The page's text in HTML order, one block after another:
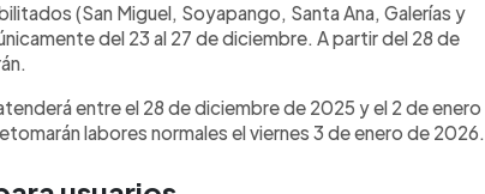
(San Miguel, Soyapango, Santa Ana, Galerías y
del 23 al 27 de diciembre. A partir del 28 de
entre el 28 de diciembre de 2025 y el 2 de enero
labores normales el viernes 3 de enero de 2026.